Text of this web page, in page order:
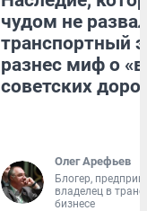
чудом не
транспортный
разнес миф о
советских
Олег Арефьев
Блогер,
владелец в
бизнесе